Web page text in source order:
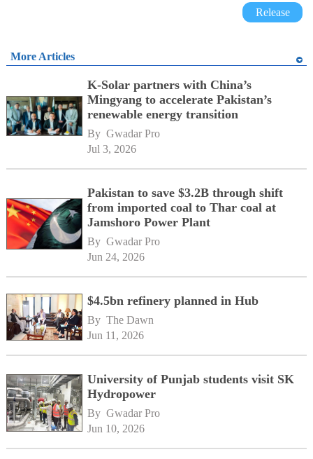
Release
More Articles
K-Solar partners with China’s
Mingyang to accelerate Pakistan’s
renewable energy transition
By Gwadar Pro
Jul 3, 2026
Pakistan to save $3.2B through shift
from imported coal to Thar coal at
Jamshoro Power Plant
By Gwadar Pro
Jun 24, 2026
$4.5bn refinery planned in Hub
By The Dawn
Jun 11, 2026
University of Punjab students visit SK
Hydropower
By Gwadar Pro
Jun 10, 2026